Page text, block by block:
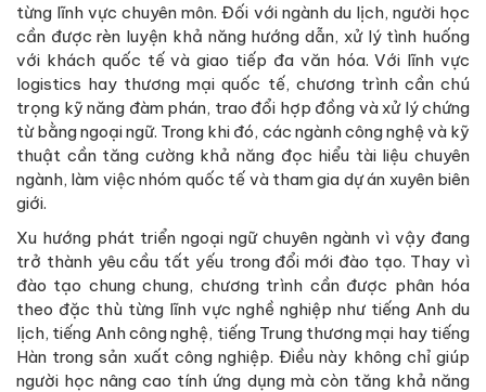
từng lĩnh vực chuyên môn. Đối với ngành du lịch, người học
cần được rèn luyện khả năng hướng dẫn, xử lý tình huống
với khách quốc tế và giao tiếp đa văn hóa. Với lĩnh vực
logistics hay thương mại quốc tế, chương trình cần chú
trọng kỹ năng đàm phán, trao đổi hợp đồng và xử lý chứng
từ bằng ngoại ngữ. Trong khi đó, các ngành công nghệ và kỹ
thuật cần tăng cường khả năng đọc hiểu tài liệu chuyên
ngành, làm việc nhóm quốc tế và tham gia dự án xuyên biên
giới.
Xu hướng phát triển ngoại ngữ chuyên ngành vì vậy đang
trở thành yêu cầu tất yếu trong đổi mới đào tạo. Thay vì
đào tạo chung chung, chương trình cần được phân hóa
theo đặc thù từng lĩnh vực nghề nghiệp như tiếng Anh du
lịch, tiếng Anh công nghệ, tiếng Trung thương mại hay tiếng
Hàn trong sản xuất công nghiệp. Điều này không chỉ giúp
người học nâng cao tính ứng dụng mà còn tăng khả năng